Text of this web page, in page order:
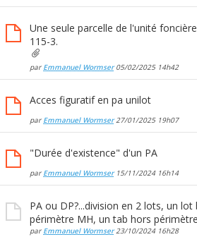
Une seule parcelle de l'unité
115-3.
par Emmanuel Wormser05/02/2025 14h42
Acces figuratif en pa unilot
par Emmanuel Wormser27/01/2025 19h07
"Durée d'existence" d'un PA
par Emmanuel Wormser15/11/2024 16h14
PA ou DP?...division en 2 lots, un lot
périmètre MH, un tab hors
par Emmanuel Wormser23/10/2024 16h28